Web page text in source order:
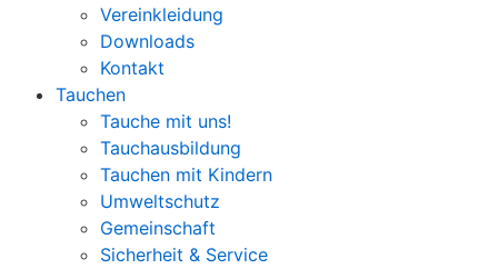
Vereinkleidung
Downloads
Kontakt
Tauchen
Tauche mit uns!
Tauchausbildung
Tauchen mit Kindern
Umweltschutz
Gemeinschaft
Sicherheit & Service